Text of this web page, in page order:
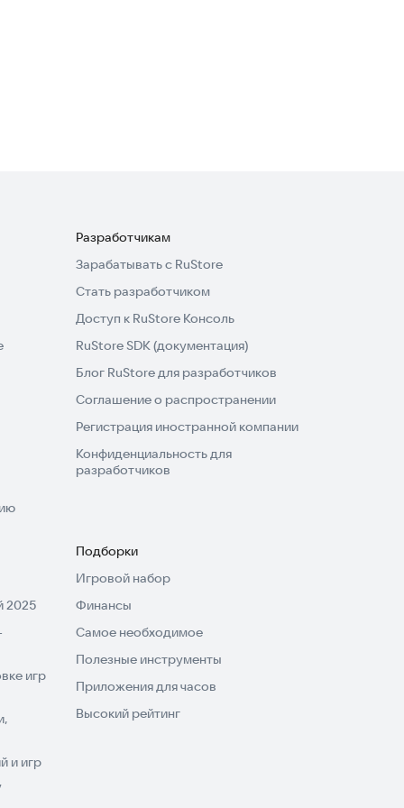
Разработчикам
Зарабатывать с RuStore
Стать разработчиком
Доступ к RuStore Консоль
RuStore SDK (документация)
Блог RuStore для разработчиков
Соглашение о распространении
Регистрация иностранной компании
Конфиденциальность для
разработчиков
2025
игр
и игр
Подборки
Игровой набор
Финансы
Самое необходимое
Полезные инструменты
Приложения для часов
Высокий рейтинг